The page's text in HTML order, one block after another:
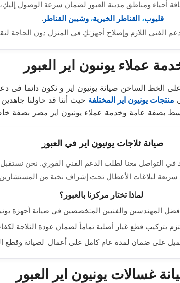
أحياء ومناطق مدينة العبور لضمان سرعة الوصول
قليوب، القناطر الخيرية،وشيبن القناطر .
الفني اللازم وإصلاح أجهزتكِ في المنزل دون الحاجة
عملاء يونىون اير العبور
الخط الساخن صيانة يونيون اير و نكون دائما
منتجات يونيون اير المختلفة حيث أننا قد حاولنا
بصفة عامة وخدمة عملاء يونيون اير مصر بصفة
صيانة ثلاجات يونيون اير في العبور
في التواصل معنا لطلب الدعم الفني الفوري. نحن
سريعة لبلاغات الأعطال تحت إشراف نخبة من
لماذا تختار مركزنا بالعبور؟
المهندسين والفنيين المتخصصين في صيانة أجهزة
بتركيب قطع غيار أصلية تماماً لضمان عودة الثلاجة
على ضمان لمدة عام كامل على أعمال الصيانة وقطع
غسالات يونيون اير العبور